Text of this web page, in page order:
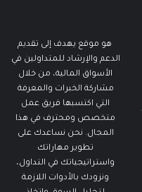
هو موقع يهدف إلى تقديم
الدعم والإرشاد للمتداولين في
الأسواق المالية، من خلال
مشاركة الخبرات والمعرفة
التي اكتسبها فريق عمل
متخصص ومحترف في هذا
المجال. نحن نساعدك على
تطوير مهاراتك
واستراتيجياتك في التداول،
ونزودك بالأدوات اللازمة